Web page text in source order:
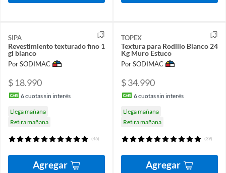
SIPA
Revestimiento texturado fino 1
gl blanco
Por SODIMAC
$ 18.990
6cuotas sin interés
Llega mañana
Retira mañana
(46)
Agregar
TOPEX
Textura para Rodillo Blanco 24
Kg Muro Estuco
Por SODIMAC
$ 34.990
6cuotas sin interés
Llega mañana
Retira mañana
(39)
Agregar